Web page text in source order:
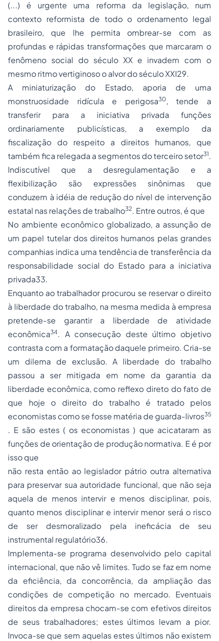
(...) é urgente uma reforma da legislação, num
contexto reformista de todo o ordenamento legal
brasileiro, que lhe permita ombrear-se com as
profundas e rápidas transformações que marcaram o
fenômeno social do século XX e invadem com o
mesmo ritmo vertiginoso o alvor do século XXI29.
A miniaturização do Estado, aporia de uma
monstruosidade ridícula e perigosa30, tende a
transferir para a iniciativa privada funções
ordinariamente publicísticas, a exemplo da
fiscalização do respeito a direitos humanos, que
também fica relegada a segmentos do terceiro setor31.
Indiscutível que a desregulamentação e a
flexibilização são expressões sinônimas que
conduzem à idéia de redução do nível de intervenção
estatal nas relações de trabalho32. Entre outros, é que
No ambiente econômico globalizado, a assunção de
um papel tutelar dos direitos humanos pelas grandes
companhias indica uma tendência de transferência da
responsabilidade social do Estado para a iniciativa
privada33.
Enquanto ao trabalhador procurou se reservar o direito
à liberdade do trabalho, na mesma medida à empresa
pretende-se garantir a liberdade de atividade
econômica34. A consecução deste último objetivo
contrasta com a formatação daquele primeiro. Cria-se
um dilema de exclusão. A liberdade do trabalho
passou a ser mitigada em nome da garantia da
liberdade econômica, como reflexo direto do fato de
que hoje o direito do trabalho é tratado pelos
economistas como se fosse matéria de guarda-livros35
. E são estes ( os economistas ) que acicataram as
funções de orientação de produção normativa. E é por
isso que
não resta então ao legislador pátrio outra alternativa
para preservar sua autoridade funcional, que não seja
aquela de menos intervir e menos disciplinar, pois,
quanto menos disciplinar e intervir menor será o risco
de ser desmoralizado pela ineficácia de seu
instrumental regulatório36.
Implementa-se programa desenvolvido pelo capital
internacional, que não vê limites. Tudo se faz em nome
da eficiência, da concorrência, da ampliação das
condições de competição no mercado. Eventuais
direitos da empresa chocam-se com efetivos direitos
de seus trabalhadores; estes últimos levam a pior.
Invoca-se que sem aquelas estes últimos não existem